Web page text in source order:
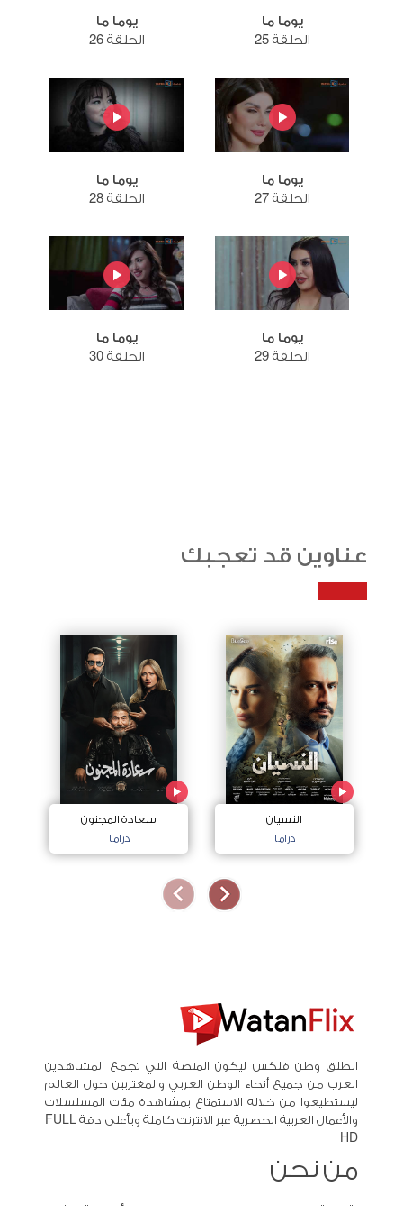
يوما ما
الحلقة 25
يوما ما
الحلقة 26
يوما ما
الحلقة 27
يوما ما
الحلقة 28
يوما ما
الحلقة 29
يوما ما
الحلقة 30
عناوين قد تعجبك
النسيان
دراما
سعادة المجنون
دراما
انطلق وطن فلكس ليكون المنصة التي تجمع المشاهدين
العرب من جميع أنحاء الوطن العربي والمغتربين حول العالم
ليستطيعوا من خلاله الاستمتاع بمشاهدة مئات المسلسلات
والأعمال العربية الحصرية عبر الانترنت كاملة وبأعلى دقة FULL
HD
من نحن